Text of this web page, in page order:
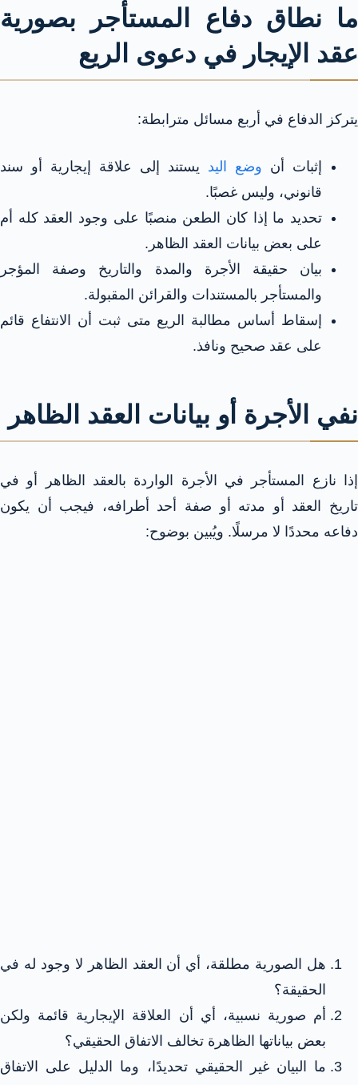
ما نطاق دفاع المستأجر بصورية
عقد الإيجار في دعوى الريع
يتركز الدفاع في أربع مسائل مترابطة:
إثبات أن وضع اليد يستند إلى علاقة إيجارية أو سند
قانوني، وليس غصبًا.
تحديد ما إذا كان الطعن منصبًا على وجود العقد كله أم
على بعض بيانات العقد الظاهر.
بيان حقيقة الأجرة والمدة والتاريخ وصفة المؤجر
والمستأجر بالمستندات والقرائن المقبولة.
إسقاط أساس مطالبة الريع متى ثبت أن الانتفاع قائم
على عقد صحيح ونافذ.
نفي الأجرة أو بيانات العقد الظاهر
إذا نازع المستأجر في الأجرة الواردة بالعقد الظاهر أو في
تاريخ العقد أو مدته أو صفة أحد أطرافه، فيجب أن يكون
دفاعه محددًا لا مرسلًا. ويُبين بوضوح:
هل الصورية مطلقة، أي أن العقد الظاهر لا وجود له في
الحقيقة؟
أم صورية نسبية، أي أن العلاقة الإيجارية قائمة ولكن
بعض بياناتها الظاهرة تخالف الاتفاق الحقيقي؟
ما البيان غير الحقيقي تحديدًا، وما الدليل على الاتفاق